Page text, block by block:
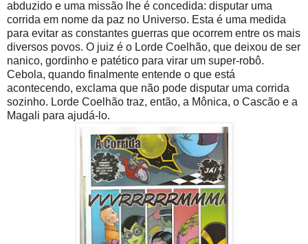
abduzido e uma missão lhe é concedida: disputar uma
corrida em nome da paz no Universo. Esta é uma medida
para evitar as constantes guerras que ocorrem entre os mais
diversos povos. O juiz é o Lorde Coelhão, que deixou de ser
nanico, gordinho e patético para virar um super-robô.
Cebola, quando finalmente entende o que está
acontecendo, exclama que não pode disputar uma corrida
sozinho. Lorde Coelhão traz, então, a Mônica, o Cascão e a
Magali para ajudá-lo.